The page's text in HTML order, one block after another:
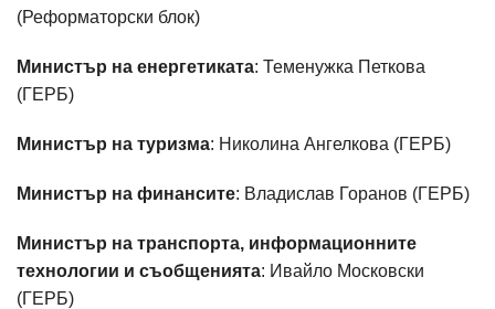
(Реформаторски блок)
Министър на енергетиката: Теменужка Петкова
(ГЕРБ)
Министър на туризма: Николина Ангелкова (ГЕРБ)
Министър на финансите: Владислав Горанов (ГЕРБ)
Министър на транспорта, информационните
технологии и съобщенията: Ивайло Московски
(ГЕРБ)